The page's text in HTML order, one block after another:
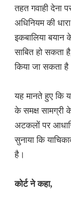
तहत गवाही देना
अधिनियम की
इकबालिया बयान
साबित हो सकता
किया जा सकता
यह मानते हुए कि
के समक्ष
अटकलों पर
सुनाया कि
है।
कोर्ट ने कहा,